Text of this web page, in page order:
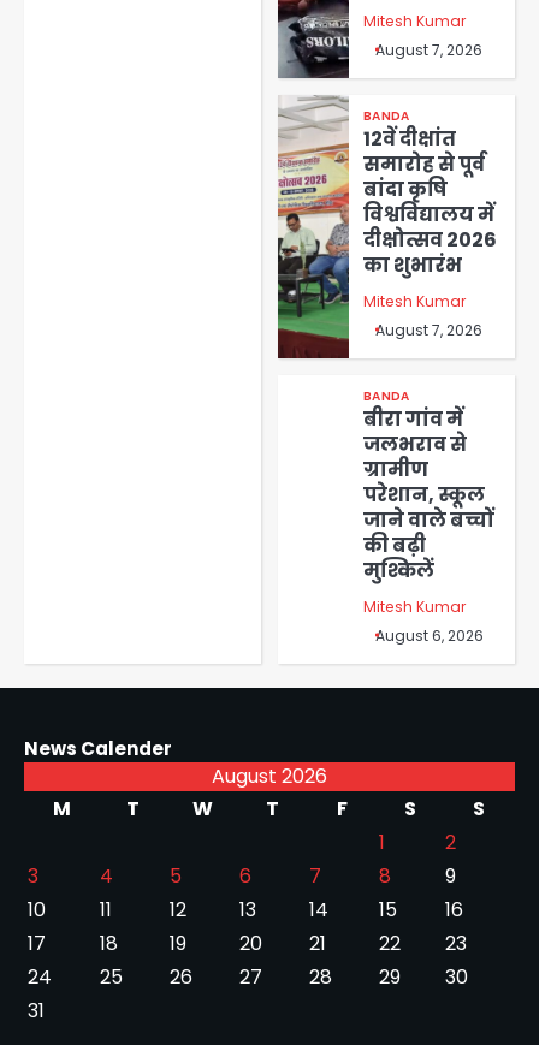
Mitesh Kumar
August 7, 2026
BANDA
12वें दीक्षांत
समारोह से पूर्व
बांदा कृषि
विश्वविद्यालय में
दीक्षोत्सव 2026
का शुभारंभ
Mitesh Kumar
August 7, 2026
BANDA
बीरा गांव में
जलभराव से
ग्रामीण
परेशान, स्कूल
जाने वाले बच्चों
की बढ़ी
मुश्किलें
Mitesh Kumar
August 6, 2026
News Calender
August 2026
M
T W T F S
S
1
2
3
4 5 6 7 8
9
10
11 12 13 14 15
16
17
18 19 20 21 22
23
24
25 26 27 28 29
30
31